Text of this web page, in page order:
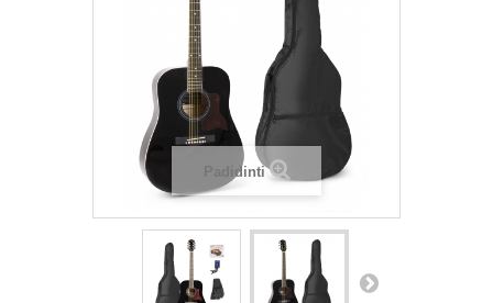
Padidinti